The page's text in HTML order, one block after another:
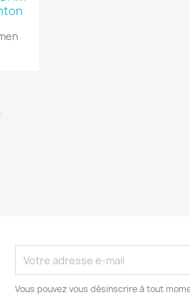
Vous pouvez vous désinscrire à tout